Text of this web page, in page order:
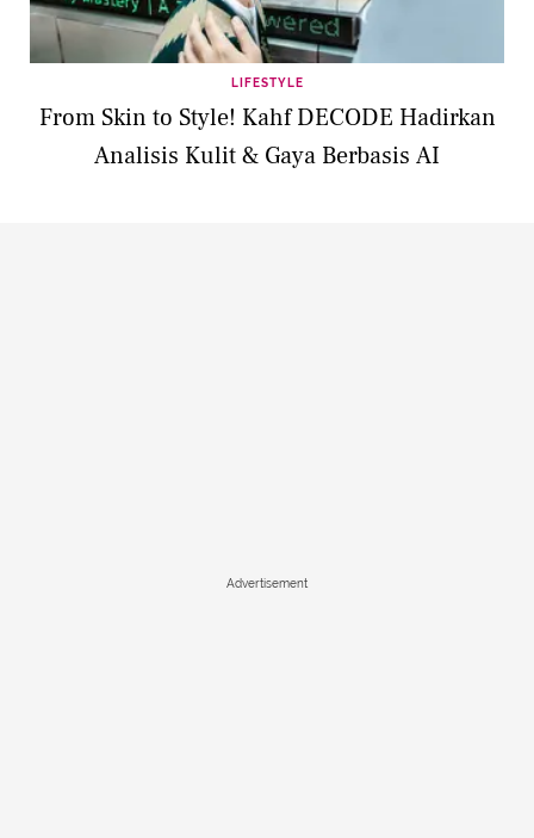
LIFESTYLE
From Skin to Style! Kahf DECODE Hadirkan
Analisis Kulit & Gaya Berbasis AI
Advertisement